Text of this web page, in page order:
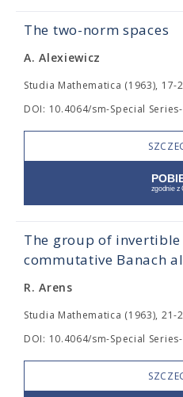
The two-norm spaces
A. Alexiewicz
Studia Mathematica (1963), 17-
DOI: 10.4064/sm-Special
The group of invertible
commutative Banach
R. Arens
Studia Mathematica (1963), 21-
DOI: 10.4064/sm-Special